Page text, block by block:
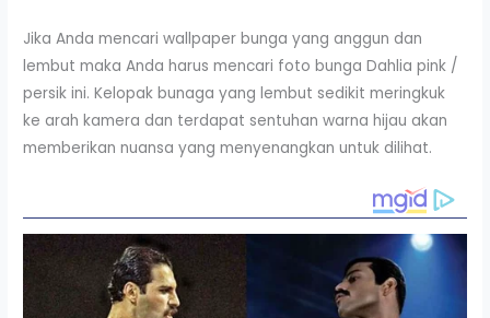
Jika Anda mencari wallpaper bunga yang anggun dan
lembut maka Anda harus mencari foto bunga Dahlia pink /
persik ini. Kelopak bunaga yang lembut sedikit meringkuk
ke arah kamera dan terdapat sentuhan warna hijau akan
memberikan nuansa yang menyenangkan untuk dilihat.